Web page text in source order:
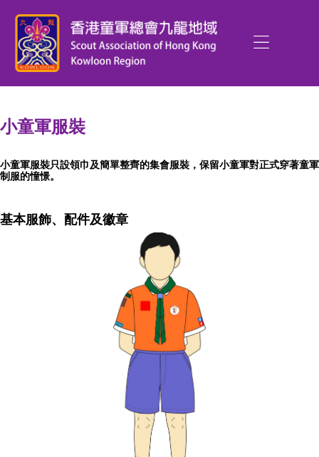
小童軍服裝
小童軍服裝只設領巾及簡單整齊的集會服裝，保留小童軍對正式穿著童軍
制服的憧憬。
基本服飾、配件及徽章